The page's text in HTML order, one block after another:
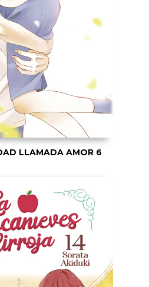
LLAMADA AMOR 6